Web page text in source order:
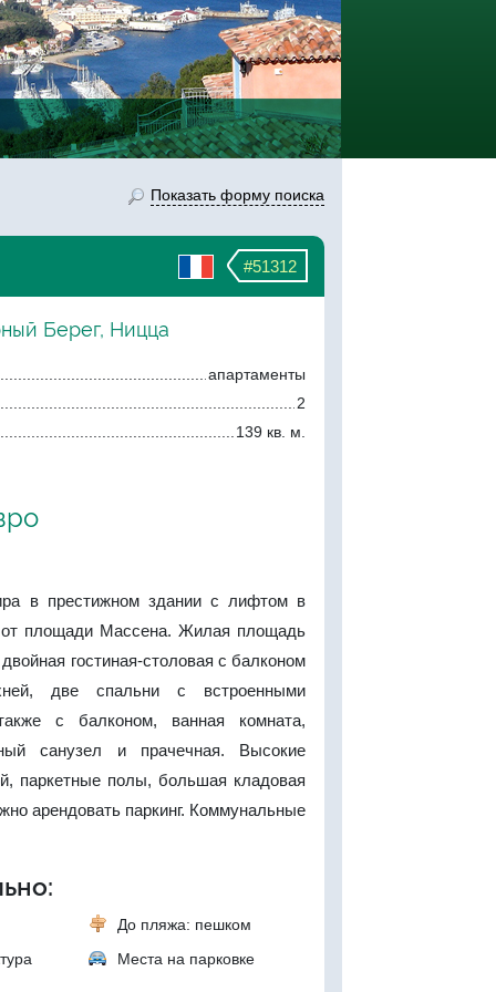
Показать форму поиска
#51312
Берег, Ницца
апартаменты
2
139 кв. м.
в престижном здании с лифтом в
от площади Массена. Жилая площадь
гостиная-столовая с балконом
две спальни с встроенными
с балконом, ванная комната,
санузел и прачечная. Высокие
паркетные полы, большая кладовая
арендовать паркинг. Коммунальные
До пляжа: пешком
Места на парковке